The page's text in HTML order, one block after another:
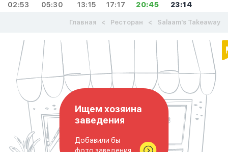
02:53 05:30 13:15 17:17 20:45 23:14
Главная Ресторан Salaam's Takeaway
Ищем хозяина
заведения
Добавили бы